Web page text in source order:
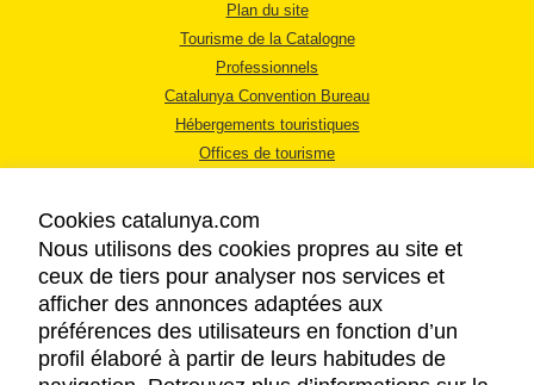
Plan du site
Tourisme de la Catalogne
Professionnels
Catalunya Convention Bureau
Hébergements touristiques
Offices de tourisme
MENTIONS LÉGALES
RÈGLES DE CONFIDENTIALITÉ
COOKIES
Cookies catalunya.com
Nous utilisons des cookies propres au site et
ceux de tiers pour analyser nos services et
afficher des annonces adaptées aux
préférences des utilisateurs en fonction d’un
profil élaboré à partir de leurs habitudes de